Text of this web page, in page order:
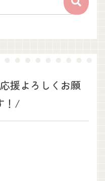
援よろしくお願
！/